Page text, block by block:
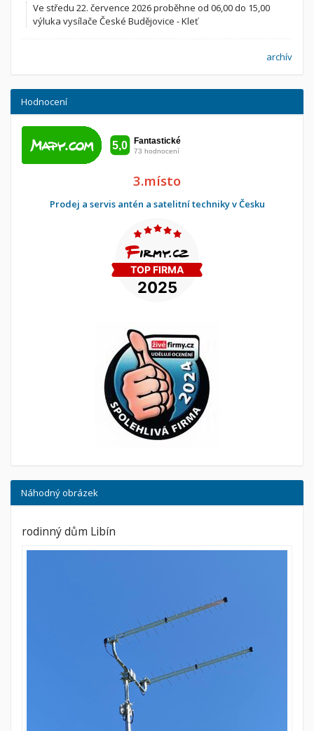
Ve středu 22. července 2026 proběhne od 06,00 do 15,00
výluka vysílače České Budějovice - Kleť
archív
Hodnocení
3.místo
Prodej a servis antén a satelitní techniky v Česku
Náhodný obrázek
rodinný dům Libín